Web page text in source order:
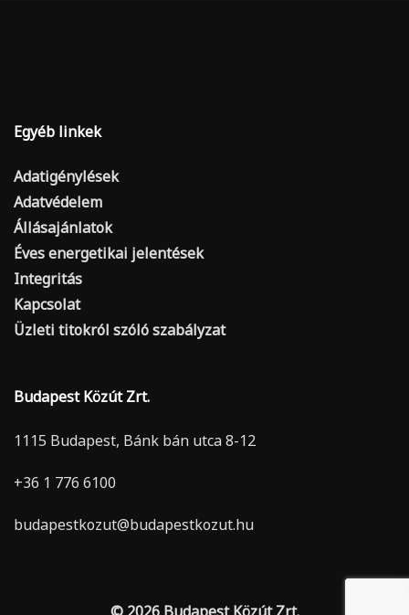
Egyéb linkek
Adatigénylések
Adatvédelem
Állásajánlatok
Éves energetikai jelentések
Integritás
Kapcsolat
Üzleti titokról szóló szabályzat
Budapest Közút Zrt.
1115 Budapest, Bánk bán utca 8-12
+36 1 776 6100
budapestkozut@budapestkozut.hu
© 2026 Budapest Közút Zrt.